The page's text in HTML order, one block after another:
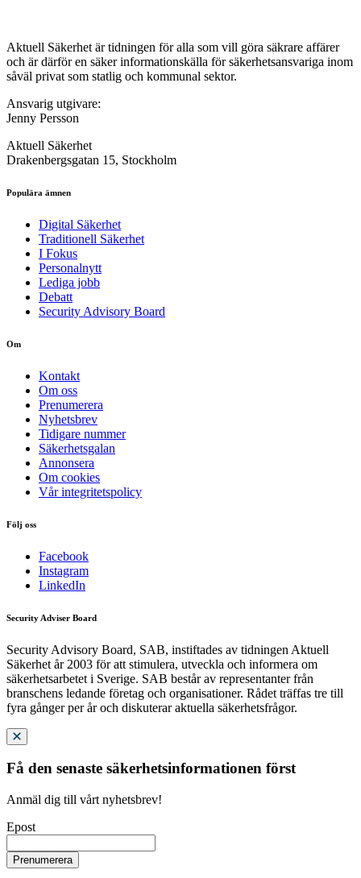
Aktuell Säkerhet är tidningen för alla som vill göra säkrare affärer
och är därför en säker informationskälla för säkerhets­ansvariga inom
såväl privat som statlig och kommunal sektor.
Ansvarig utgivare:
Jenny Persson
Aktuell Säkerhet
Drakenbergsgatan 15, Stockholm
Populära ämnen
Digital Säkerhet
Traditionell Säkerhet
I Fokus
Personalnytt
Lediga jobb
Debatt
Security Advisory Board
Om
Kontakt
Om oss
Prenumerera
Nyhetsbrev
Tidigare nummer
Säkerhetsgalan
Annonsera
Om cookies
Vår integritetspolicy
Följ oss
Facebook
Instagram
LinkedIn
Security Adviser Board
Security Advisory Board, SAB, instiftades av tidningen Aktuell
Säkerhet år 2003 för att stimulera, utveckla och informera om
säkerhetsarbetet i Sverige. SAB består av representanter från
branschens ledande företag och organisationer. Rådet träffas tre till
fyra gånger per år och diskuterar aktuella säkerhetsfrågor.
Få den senaste säkerhetsinformationen först
Anmäl dig till vårt nyhetsbrev!
Epost
Prenumerera